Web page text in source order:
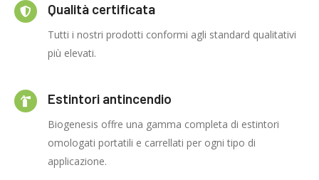
Qualità certificata
Tutti i nostri prodotti conformi agli standard qualitativi
più elevati.
Estintori antincendio
Biogenesis offre una gamma completa di estintori
omologati portatili e carrellati per ogni tipo di
applicazione.